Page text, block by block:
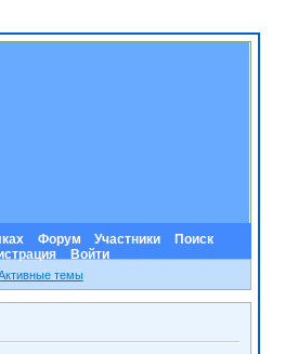
Форум Участники
Поиск
Войти
темы